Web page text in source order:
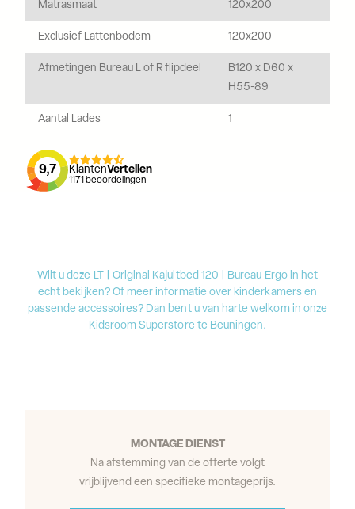
Matrasmaat 120x200
Exclusief Lattenbodem 120x200
Afmetingen Bureau L of R flipdeel
B120 x D60 x
H55-89
Aantal Lades 1
9,7 KlantenVertellen
1171 beoordelingen
Wilt u deze LT | Original Kajuitbed 120 | Bureau Ergo in het
echt bekijken? Of meer informatie over kinderkamers en
passende accessoires? Dan bent u van harte welkom in onze
Kidsroom Superstore te Beuningen.
MONTAGE DIENST
Na afstemming van de offerte volgt
vrijblijvend een specifieke montageprijs.